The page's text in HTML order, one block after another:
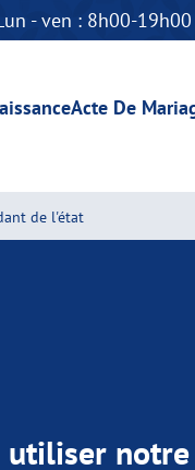
- ven : 8h00-19h00
Acte De
de l'état
notre